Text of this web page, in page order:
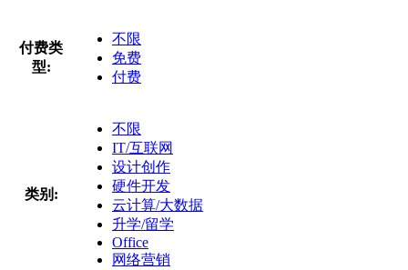
付费类
型:
不限
免费
付费
类别:
不限
IT/互联网
设计创作
硬件开发
云计算/大数据
升学/留学
Office
网络营销